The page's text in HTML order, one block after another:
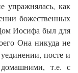
как
божественных
Иосифа был для
Она никуда не
посте и
т.е. с